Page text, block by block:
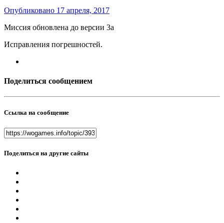
Опубликовано 17 апреля, 2017
Миссия обновлена до версии 3a
Исправления погрешностей.
Поделиться сообщением
Ссылка на сообщение
Поделиться на другие сайты